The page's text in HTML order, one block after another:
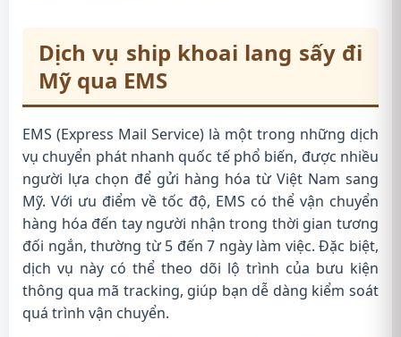
Dịch vụ ship khoai lang sấy đi
Mỹ qua EMS
EMS (Express Mail Service) là một trong những dịch
vụ chuyển phát nhanh quốc tế phổ biến, được nhiều
người lựa chọn để gửi hàng hóa từ Việt Nam sang
Mỹ. Với ưu điểm về tốc độ, EMS có thể vận chuyển
hàng hóa đến tay người nhận trong thời gian tương
đối ngắn, thường từ 5 đến 7 ngày làm việc. Đặc biệt,
dịch vụ này có thể theo dõi lộ trình của bưu kiện
thông qua mã tracking, giúp bạn dễ dàng kiểm soát
quá trình vận chuyển.